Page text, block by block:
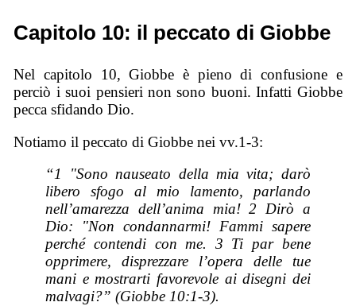
Capitolo 10: il peccato di Giobbe
Nel capitolo 10, Giobbe è pieno di confusione e
perciò i suoi pensieri non sono buoni. Infatti Giobbe
pecca sfidando Dio.
Notiamo il peccato di Giobbe nei vv.1-3:
“1 "Sono nauseato della mia vita; darò
libero sfogo al mio lamento, parlando
nell’amarezza dell’anima mia! 2 Dirò a
Dio: "Non condannarmi! Fammi sapere
perché contendi con me. 3 Ti par bene
opprimere, disprezzare l’opera delle tue
mani e mostrarti favorevole ai disegni dei
malvagi?” (Giobbe 10:1-3).